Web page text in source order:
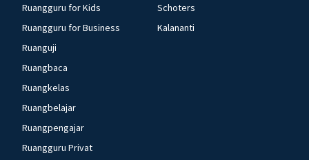
Ruangguru for Kids
Ruangguru for Business
Ruanguji
Ruangbaca
Ruangkelas
Ruangbelajar
Ruangpengajar
Ruangguru Privat
Schoters
Kalananti